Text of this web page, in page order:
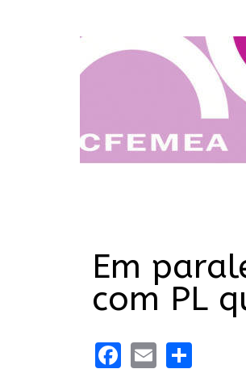
Em
com PL
Facebook
Email